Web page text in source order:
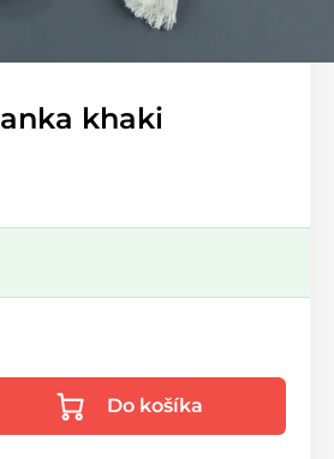
khaki
Do košíka